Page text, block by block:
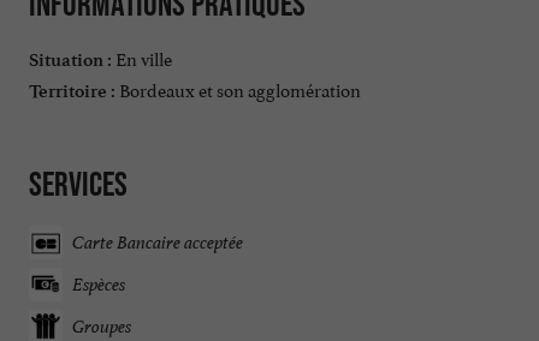
Situation : En ville
Territoire : Bordeaux et son agglomération
Services
Carte Bancaire acceptée
Espèces
Groupes